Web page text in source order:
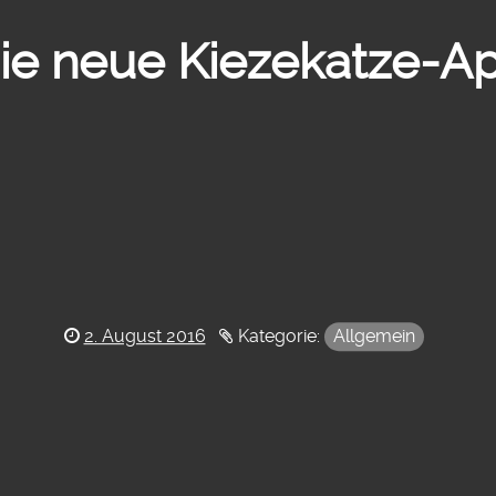
neue Kiezekatze-
Posted
2. August 2016 Kategorie: Allgemein